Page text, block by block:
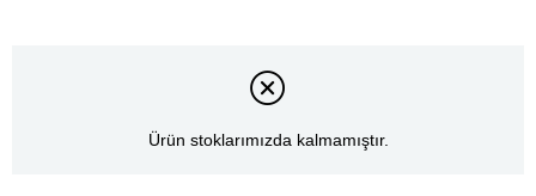
Ürün stoklarımızda kalmamıştır.